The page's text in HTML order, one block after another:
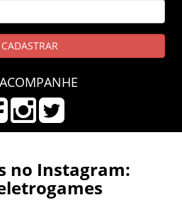
CADASTRAR
no Instagram: